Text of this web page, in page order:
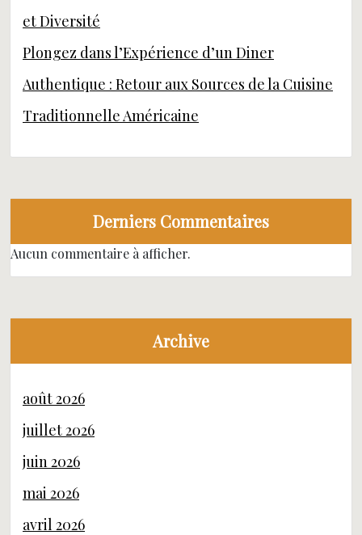
et Diversité
Plongez dans l’Expérience d’un Diner
Authentique : Retour aux Sources de la Cuisine
Traditionnelle Américaine
Derniers Commentaires
Aucun commentaire à afficher.
Archive
août 2026
juillet 2026
juin 2026
mai 2026
avril 2026